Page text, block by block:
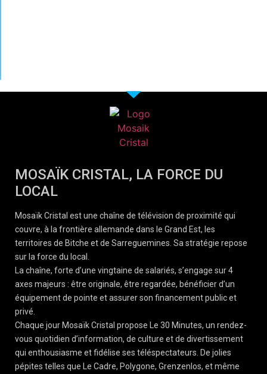
MOSAÏK CRISTAL, LA FORCE DU
LOCAL
Mosaïk Cristal est une chaîne de télévision de proximité qui
couvre, à la frontière allemande dans le Grand Est, les
territoires de Bitche et de Sarreguemines. Sa stratégie repose
sur la force du local.
La chaîne, forte d’une vingtaine de salariés, s’engage sur 4
axes majeurs : être originale, être regardée, bénéficier d’un
équipement de pointe et assurer son financement public et
privé.
Chaque jour Mosaïk Cristal propose Le 30 Minutes, un rendez-
vous quotidien d’information, de culture et de divertissement
qui enthousiasme et fidélise ses téléspectateurs. De jolies
pépites telles que Le Cadre, Polygone, Grenzenlos, et même